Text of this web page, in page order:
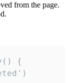
from the page.
{